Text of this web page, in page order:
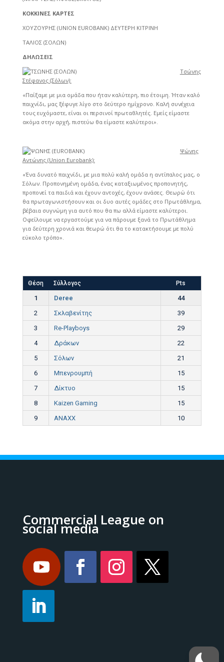
ΚΟΚΚΙΝΕΣ ΚΑΡΤΕΣ
ΧΟΥΖΟΥΡΗΣ (UNION EUROBANK) ΔΕΥΤΕΡΗ ΚΙΤΡΙΝΗ
ΤΑΛΙΟΣ (ΣΟΛΩΝ)
ΔΗΛΩΣΕΙΣ
Τσώνης
Στέφανος (Σόλων):
«Παίξαμε με μια ομάδα που ήταν καλύτερη, πιο έτοιμη. Ήταν καλό
παιχνίδι, μας ξέφυγε λίγο στο δεύτερο ημίχρονο. Καλή συνέχεια
τους ευχόμαστε, είναι οι περσινοί πρωταθλητές. Εμείς είμαστε
ακόμα στην αρχή, πιστεύω θα είμαστε καλύτεροι».
Ψώνης
Αντώνης (Union Eurobank):
«Ένα δυνατό παιχνίδι, με μια πολύ καλή ομάδα η αντίπαλος μας, ο
Σόλων. Προπονημένη ομάδα, ένας καταξιωμένος προπονητής,
προπονεί τα παιδιά και έχουν αντοχές, έχουν ανάσες. Θεωρώ ότι
θα πρωταγωνιστήσουν και οι δυο αυτές ομάδες στο Πρωτάθλημα,
βέβαια συγνώμη για αυτό που θα πω αλλά είμαστε καλύτεροι.
Οφείλουμε να εργαστούμε για να πάρουμε ξανά το Πρωτάθλημα
για δεύτερη χρονιά και θεωρώ ότι θα το κατακτήσουμε με πολύ
εύκολο τρόπο».
Θέση Σύλλογος Pts
1 Deree
44
2
Σκλαβενίτης
39
3
Re-Playboys
29
4
Δράκων
22
5
Σόλων
21
6
Μπενρουμπή
15
7
Δίκτυο
15
8
Kaizen Gaming
15
9
ANAXX 10
Commercial League on
social media